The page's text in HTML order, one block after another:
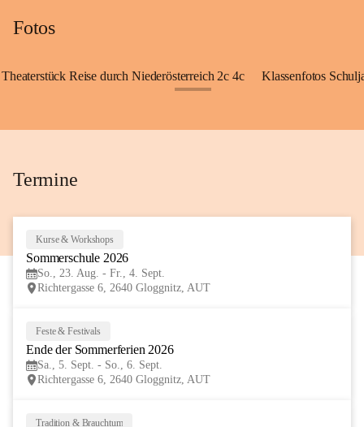
Fotos
Theaterstück Reise durch Niederösterreich 2c 4c Klassenfotos
Termine
Kurse & Workshops
Sommerschule 2026
So., 23. Aug. - Fr., 4. Sept.
Richtergasse 6, 2640 Gloggnitz, AUT
Feste & Festivals
Ende der Sommerferien 2026
Sa., 5. Sept. - So., 6. Sept.
Richtergasse 6, 2640 Gloggnitz, AUT
Tradition & Brauchtum